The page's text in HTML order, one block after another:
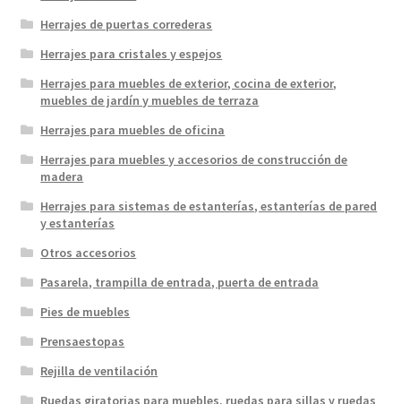
Herrajes de puertas correderas
Herrajes para cristales y espejos
Herrajes para muebles de exterior, cocina de exterior,
muebles de jardín y muebles de terraza
Herrajes para muebles de oficina
Herrajes para muebles y accesorios de construcción de
madera
Herrajes para sistemas de estanterías, estanterías de pared
y estanterías
Otros accesorios
Pasarela, trampilla de entrada, puerta de entrada
Pies de muebles
Prensaestopas
Rejilla de ventilación
Ruedas giratorias para muebles, ruedas para sillas y ruedas